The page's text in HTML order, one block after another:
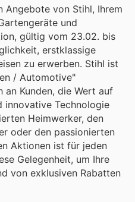
Angebote von Stihl, Ihrem
und
gültig vom 23.02. bis
erstklassige
zu erwerben. Stihl ist
/ Automotive"
Kunden, die Wert auf
innovative Technologie
Heimwerker, den
oder den passionierten
Aktionen ist für jeden
Gelegenheit, um Ihre
von exklusiven Rabatten